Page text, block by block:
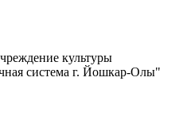
культуры
система г. Йошкар-Олы"